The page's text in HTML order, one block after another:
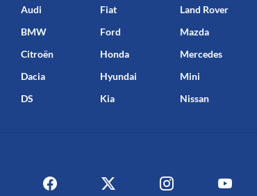
Audi
BMW
Citroën
Dacia
DS
Fiat
Ford
Honda
Hyundai
Kia
Land Rover
Mazda
Mercedes
Mini
Nissan